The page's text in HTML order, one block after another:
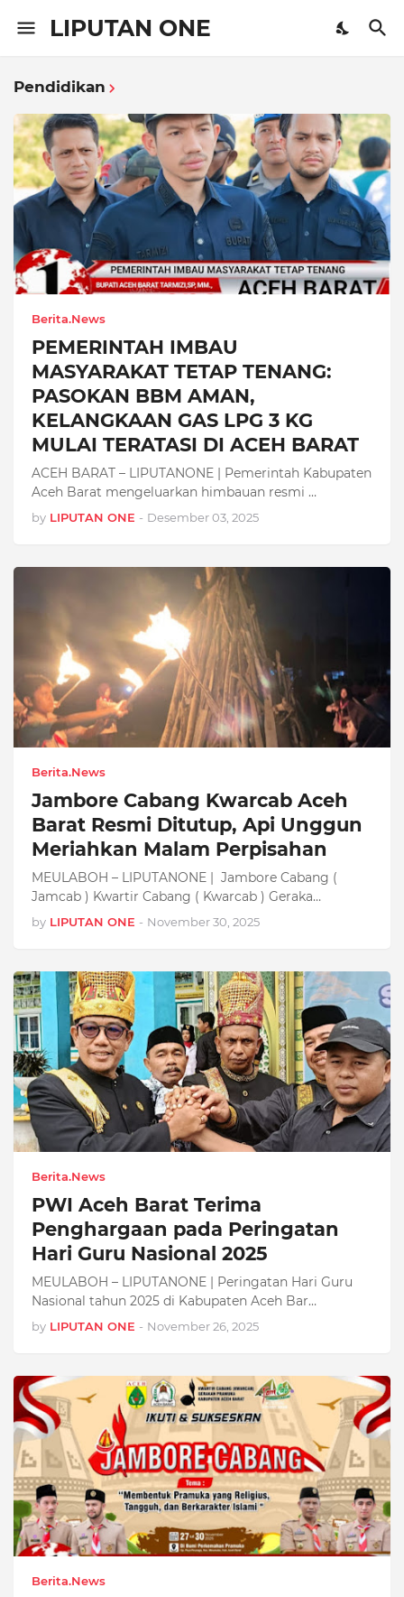
LIPUTAN ONE
Pendidikan
Berita.News
PEMERINTAH IMBAU
MASYARAKAT TETAP TENANG:
PASOKAN BBM AMAN,
KELANGKAAN GAS LPG 3 KG
MULAI TERATASI DI ACEH BARAT
ACEH BARAT – LIPUTANONE | Pemerintah Kabupaten
Aceh Barat mengeluarkan himbauan resmi …
by LIPUTAN ONE - Desember 03, 2025
Berita.News
Jambore Cabang Kwarcab Aceh
Barat Resmi Ditutup, Api Unggun
Meriahkan Malam Perpisahan
MEULABOH – LIPUTANONE | Jambore Cabang (
Jamcab ) Kwartir Cabang ( Kwarcab ) Geraka…
by LIPUTAN ONE - November 30, 2025
Berita.News
PWI Aceh Barat Terima
Penghargaan pada Peringatan
Hari Guru Nasional 2025
MEULABOH – LIPUTANONE | Peringatan Hari Guru
Nasional tahun 2025 di Kabupaten Aceh Bar…
by LIPUTAN ONE - November 26, 2025
Berita.News